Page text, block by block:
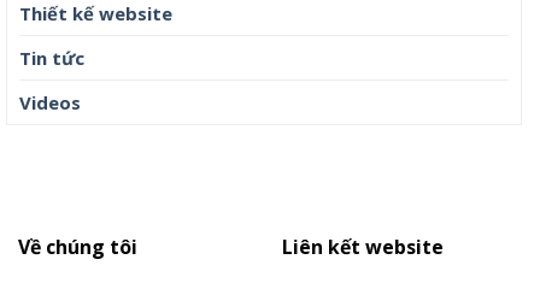
Thiết kế website
Tin tức
Videos
Về chúng tôi Liên kết website